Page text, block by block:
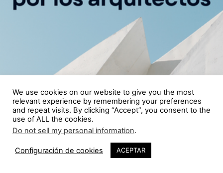
We use cookies on our website to give you the most
relevant experience by remembering your preferences
and repeat visits. By clicking “Accept”, you consent to the
use of ALL the cookies.
Do not sell my personal information.
Configuración de cookies ACEPTAR